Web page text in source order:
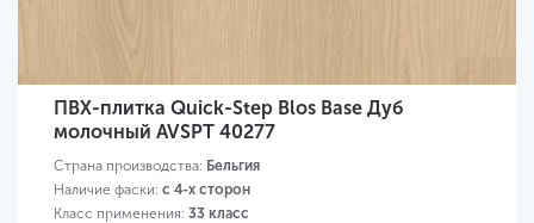
ПВХ-плитка Quick-Step Blos Base Дуб
молочный AVSPT 40277
Страна производства: Бельгия
Наличие фаски: с 4-х сторон
Класс применения: 33 класс